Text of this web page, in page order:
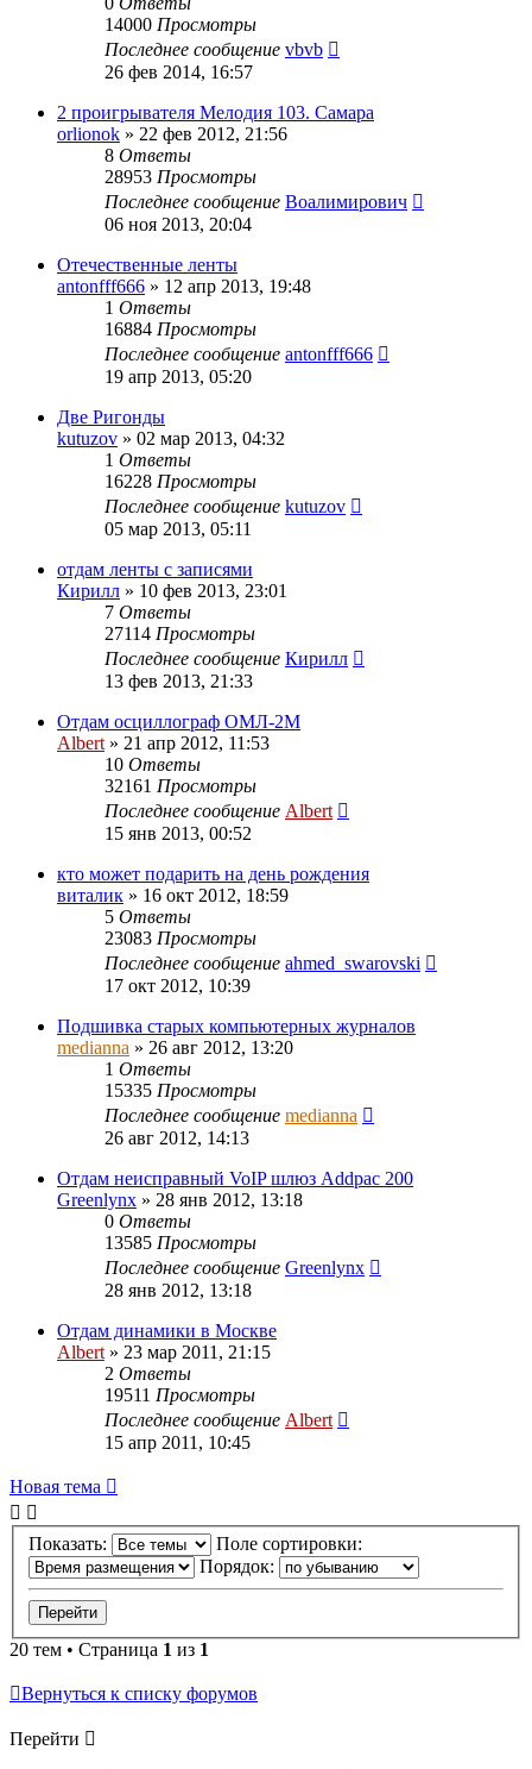
14000 Просмотры
Последнее сообщение vbvb
26 фев 2014, 16:57
2 проигрывателя Мелодия 103. Самара
orlionok » 22 фев 2012, 21:56
8 Ответы
28953 Просмотры
Последнее сообщение Воалимирович
06 ноя 2013, 20:04
Отечественные ленты
antonfff666 » 12 апр 2013, 19:48
1 Ответы
16884 Просмотры
Последнее сообщение antonfff666
19 апр 2013, 05:20
Две Ригонды
kutuzov » 02 мар 2013, 04:32
1 Ответы
16228 Просмотры
Последнее сообщение kutuzov
05 мар 2013, 05:11
отдам ленты с записями
Кирилл » 10 фев 2013, 23:01
7 Ответы
27114 Просмотры
Последнее сообщение Кирилл
13 фев 2013, 21:33
Отдам осциллограф ОМЛ-2М
Albert » 21 апр 2012, 11:53
10 Ответы
32161 Просмотры
Последнее сообщение Albert
15 янв 2013, 00:52
кто может подарить на день рождения
виталик » 16 окт 2012, 18:59
5 Ответы
23083 Просмотры
Последнее сообщение ahmed_swarovski
17 окт 2012, 10:39
Подшивка старых компьютерных журналов
medianna » 26 авг 2012, 13:20
1 Ответы
15335 Просмотры
Последнее сообщение medianna
26 авг 2012, 14:13
Отдам неисправный VoIP шлюз Addpac 200
Greenlynx » 28 янв 2012, 13:18
0 Ответы
13585 Просмотры
Последнее сообщение Greenlynx
28 янв 2012, 13:18
Отдам динамики в Москве
Albert » 23 мар 2011, 21:15
2 Ответы
19511 Просмотры
Последнее сообщение Albert
15 апр 2011, 10:45
Новая тема
Показать:
Поле сортировки:
Порядок:
20 тем • Страница 1 из 1
Вернуться к списку форумов
Перейти